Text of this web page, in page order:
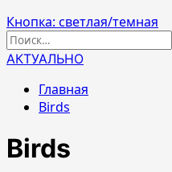
Кнопка: светлая/темная
Найти:
АКТУАЛЬНО
Главная
Birds
Birds